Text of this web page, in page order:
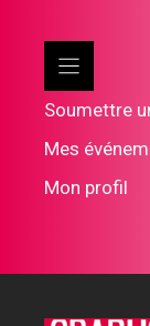
Soumettre
Mes
Mon profil